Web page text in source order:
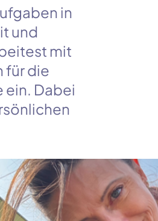
in
und
mit
für die
ein. Dabei